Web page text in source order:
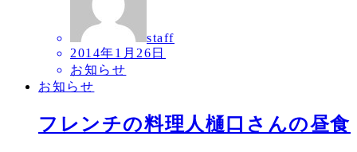
staff
2014年1月26日
お知らせ
お知らせ
フレンチの料理人樋口さんの昼食